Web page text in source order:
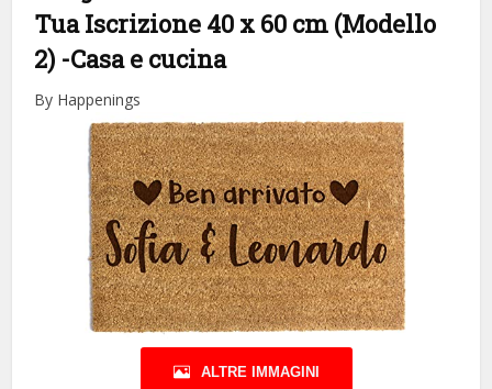
Tua Iscrizione 40 x 60 cm (Modello
2) -Casa e cucina
By Happenings
ALTRE IMMAGINI